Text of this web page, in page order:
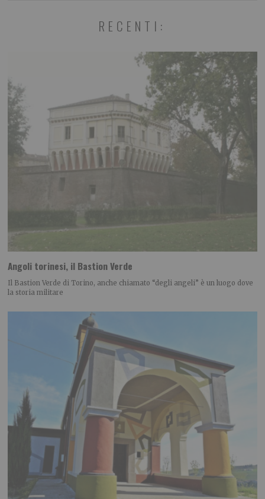
RECENTI:
Angoli torinesi, il Bastion Verde
Il Bastion Verde di Torino, anche chiamato “degli angeli” è un luogo dove
la storia militare